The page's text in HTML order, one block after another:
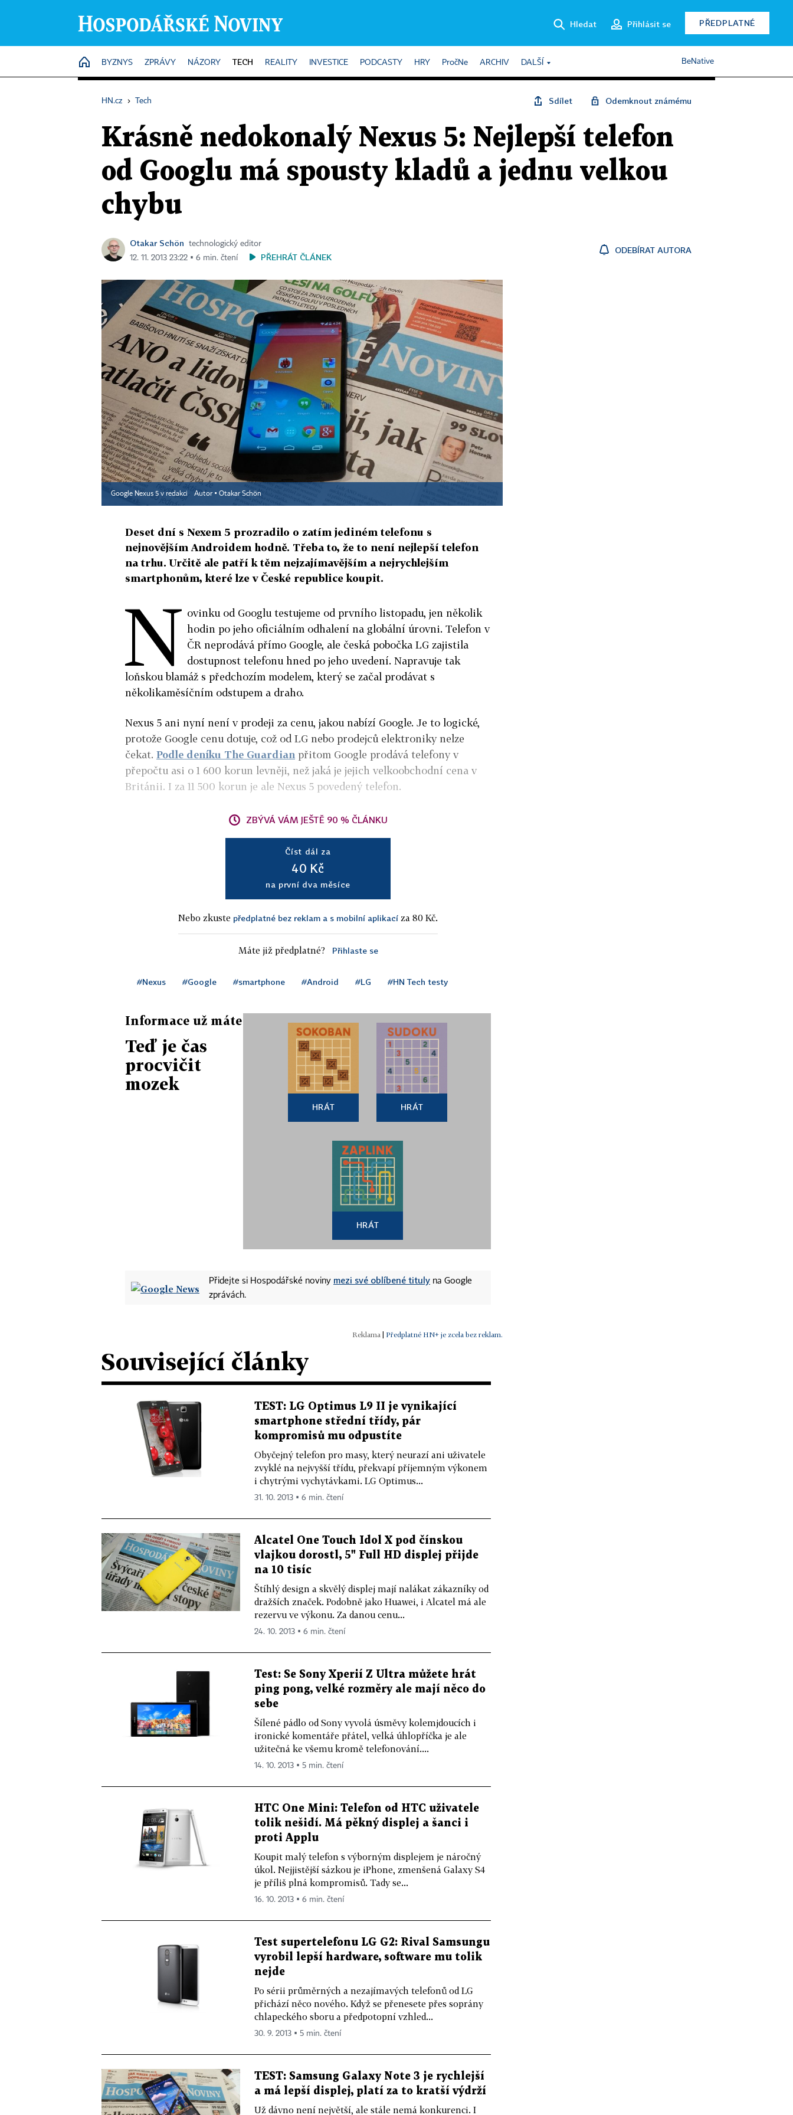
Hledat Přihlásit se PŘEDPLATNÉ
HOME
BYZNYS ZPRÁVY NÁZORY TECH REALITY INVESTICE PODCASTY HRY PročNe ARCHIV DALŠÍ BeNative
HN.cz › Tech Sdílet Odemknout známému
Krásně nedokonalý Nexus 5: Nejlepší telefon
od Googlu má spousty kladů a jednu velkou
chybu
Otakar Schön
technologický editor
12. 11. 2013 23:22 ▪ 6 min. čtení
PŘEHRÁT ČLÁNEK
ODEBÍRAT AUTORA
Google Nexus 5 v redakci Autor ▪ Otakar Schön
Deset dní s Nexem 5 prozradilo o zatím jediném telefonu s
nejnovějším Androidem hodně. Třeba to, že to není nejlepší telefon
na trhu. Určitě ale patří k těm nejzajímavějším a nejrychlejším
smartphonům, které lze v České republice koupit.
N ovinku od Googlu testujeme od prvního listopadu, jen několik
hodin po jeho oficiálním odhalení na globální úrovni. Telefon v
ČR neprodává přímo Google, ale česká pobočka LG zajistila
dostupnost telefonu hned po jeho uvedení. Napravuje tak
loňskou blamáž s předchozím modelem, který se začal prodávat s
několikaměsíčním odstupem a draho.
Nexus 5 ani nyní není v prodeji za cenu, jakou nabízí Google. Je to logické,
protože Google cenu dotuje, což od LG nebo prodejců elektroniky nelze
čekat. Podle deníku The Guardian přitom Google prodává telefony v
přepočtu asi o 1 600 korun levněji, než jaká je jejich velkoobchodní cena v
Británii. I za 11 500 korun je ale Nexus 5 povedený telefon.
ZBÝVÁ VÁM JEŠTĚ 90 % ČLÁNKU
Číst dál za
40 Kč
na první dva měsíce
Nebo zkuste předplatné bez reklam a s mobilní aplikací za 80 Kč.
Máte již předplatné? Přihlaste se
#Nexus #Google #smartphone #Android #LG #HN Tech testy
Informace už máte
Teď je čas
procvičit
mozek
HRÁT HRÁT
HRÁT
Přidejte si Hospodářské noviny mezi své oblíbené tituly na Google
zprávách.
| Předplatné HN+ je zcela bez reklam.
Související články
TEST: LG Optimus L9 II je vynikající
smartphone střední třídy, pár
kompromisů mu odpustíte
Obyčejný telefon pro masy, který neurazí ani uživatele
zvyklé na nejvyšší třídu, překvapí příjemným výkonem
i chytrými vychytávkami. LG Optimus...
31. 10. 2013 ▪ 6 min. čtení
Alcatel One Touch Idol X pod čínskou
vlajkou dorostl, 5" Full HD displej přijde
na 10 tisíc
Štíhlý design a skvělý displej mají nalákat zákazníky od
dražších značek. Podobně jako Huawei, i Alcatel má ale
rezervu ve výkonu. Za danou cenu...
24. 10. 2013 ▪ 6 min. čtení
Test: Se Sony Xperií Z Ultra můžete hrát
ping pong, velké rozměry ale mají něco do
sebe
Šílené pádlo od Sony vyvolá úsměvy kolemjdoucích i
ironické komentáře přátel, velká úhlopříčka je ale
užitečná ke všemu kromě telefonování....
14. 10. 2013 ▪ 5 min. čtení
HTC One Mini: Telefon od HTC uživatele
tolik nešidí. Má pěkný displej a šanci i
proti Applu
Koupit malý telefon s výborným displejem je náročný
úkol. Nejjistější sázkou je iPhone, zmenšená Galaxy S4
je příliš plná kompromisů. Tady se...
16. 10. 2013 ▪ 6 min. čtení
Test supertelefonu LG G2: Rival Samsungu
vyrobil lepší hardware, software mu tolik
nejde
Po sérii průměrných a nezajímavých telefonů od LG
přichází něco nového. Když se přenesete přes soprány
chlapeckého sboru a předpotopní vzhled...
30. 9. 2013 ▪ 5 min. čtení
TEST: Samsung Galaxy Note 3 je rychlejší
a má lepší displej, platí za to kratší výdrží
Už dávno není největší, ale stále nemá konkurenci. I